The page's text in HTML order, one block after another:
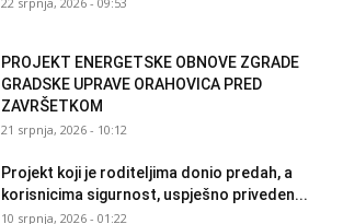
PROJEKT ENERGETSKE OBNOVE ZGRADE
GRADSKE UPRAVE ORAHOVICA PRED
ZAVRŠETKOM
21 srpnja, 2026 - 10:12
Projekt koji je roditeljima donio predah, a
korisnicima sigurnost, uspješno priveden...
10 srpnja, 2026 - 01:22